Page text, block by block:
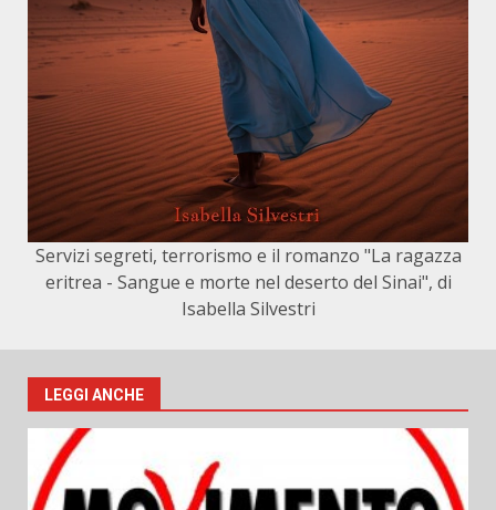
Servizi segreti, terrorismo e il romanzo "La ragazza
eritrea - Sangue e morte nel deserto del Sinai", di
Isabella Silvestri
LEGGI ANCHE